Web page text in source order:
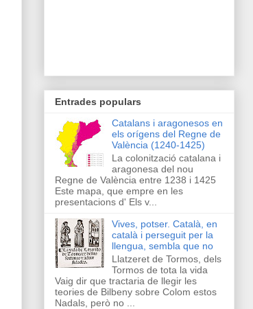
Entrades populars
Catalans i aragonesos en
els orígens del Regne de
València (1240-1425)
La colonització catalana i
aragonesa del nou
Regne de València entre 1238 i 1425
Este mapa, que empre en les
presentacions d' Els v...
Vives, potser. Català, en
català i perseguit per la
llengua, sembla que no
Llatzeret de Tormos, dels
Tormos de tota la vida
Vaig dir que tractaria de llegir les
teories de Bilbeny sobre Colom estos
Nadals, però no ...